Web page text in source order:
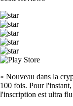
« Nouveau dans la
100 fois. Pour
l'inscription est ultra